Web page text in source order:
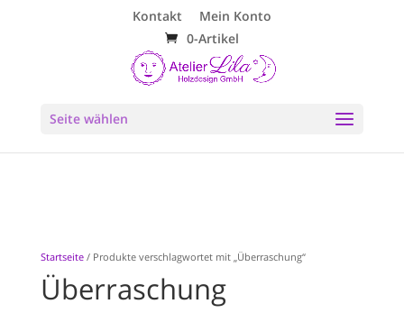
Kontakt
Mein Konto
0-Artikel
Seite wählen
Startseite/ Produkte verschlagwortet mit „Überraschung“
Überraschung